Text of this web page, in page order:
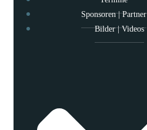
Sponsoren | Partner
Bilder | Videos